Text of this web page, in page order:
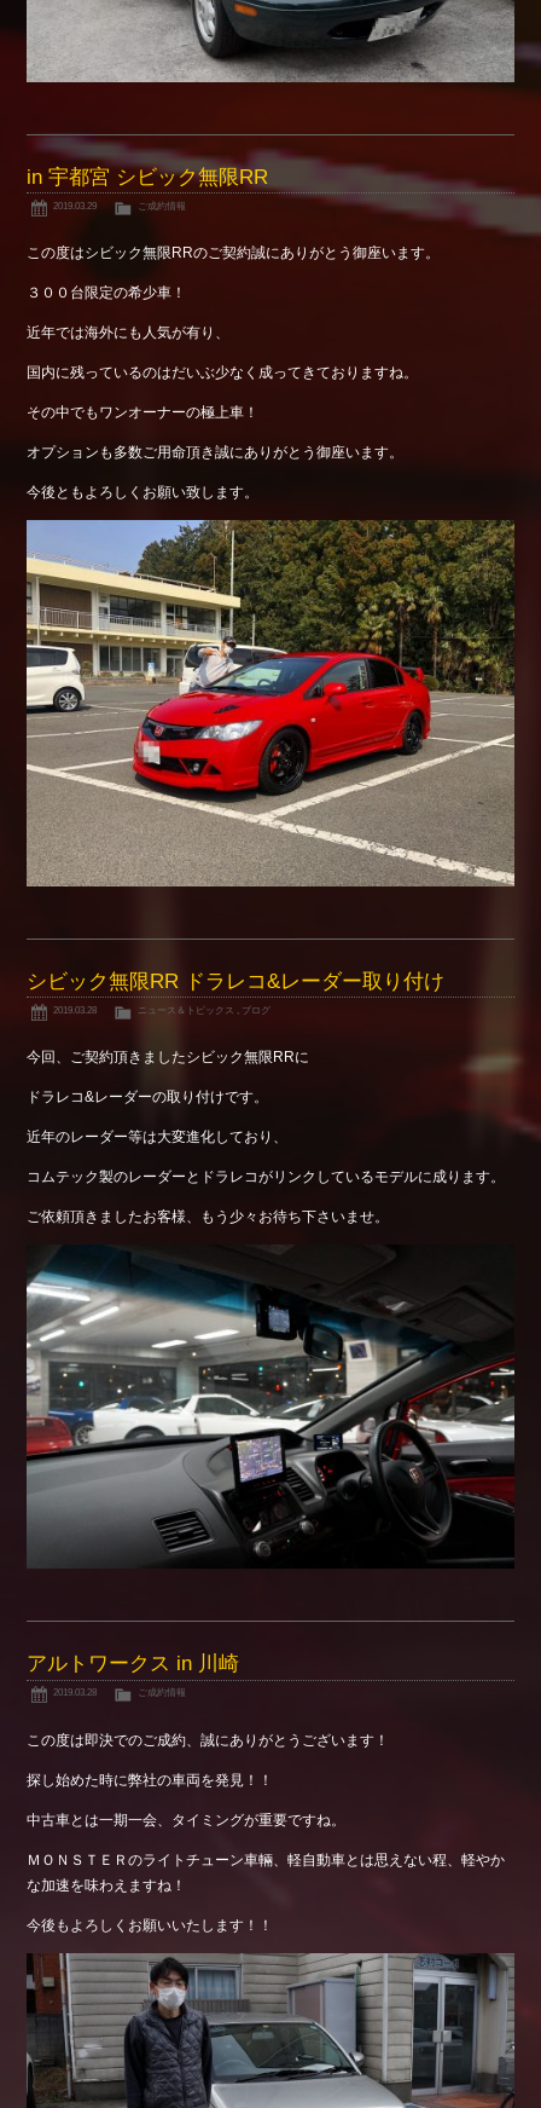
in 宇都宮 シビック無限RR
2019.03.29 ご成約情報
この度はシビック無限RRのご契約誠にありがとう御座います。
３００台限定の希少車！
近年では海外にも人気が有り、
国内に残っているのはだいぶ少なく成ってきておりますね。
その中でもワンオーナーの極上車！
オプションも多数ご用命頂き誠にありがとう御座います。
今後ともよろしくお願い致します。
シビック無限RR ドラレコ&レーダー取り付け
2019.03.28 ニュース＆トピックス ブログ
今回、ご契約頂きましたシビック無限RRに
ドラレコ&レーダーの取り付けです。
近年のレーダー等は大変進化しており、
コムテック製のレーダーとドラレコがリンクしているモデルに成ります。
ご依頼頂きましたお客様、もう少々お待ち下さいませ。
アルトワークス in 川崎
2019.03.28 ご成約情報
この度は即決でのご成約、誠にありがとうございます！
探し始めた時に弊社の車両を発見！！
中古車とは一期一会、タイミングが重要ですね。
ＭＯＮＳＴＥＲのライトチューン車輛、軽自動車とは思えない程、軽やか
な加速を味わえますね！
今後もよろしくお願いいたします！！